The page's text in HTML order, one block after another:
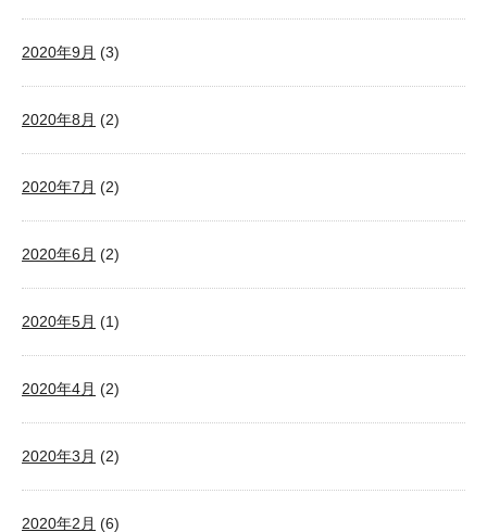
2020年9月 (3)
2020年8月 (2)
2020年7月 (2)
2020年6月 (2)
2020年5月 (1)
2020年4月 (2)
2020年3月 (2)
2020年2月 (6)